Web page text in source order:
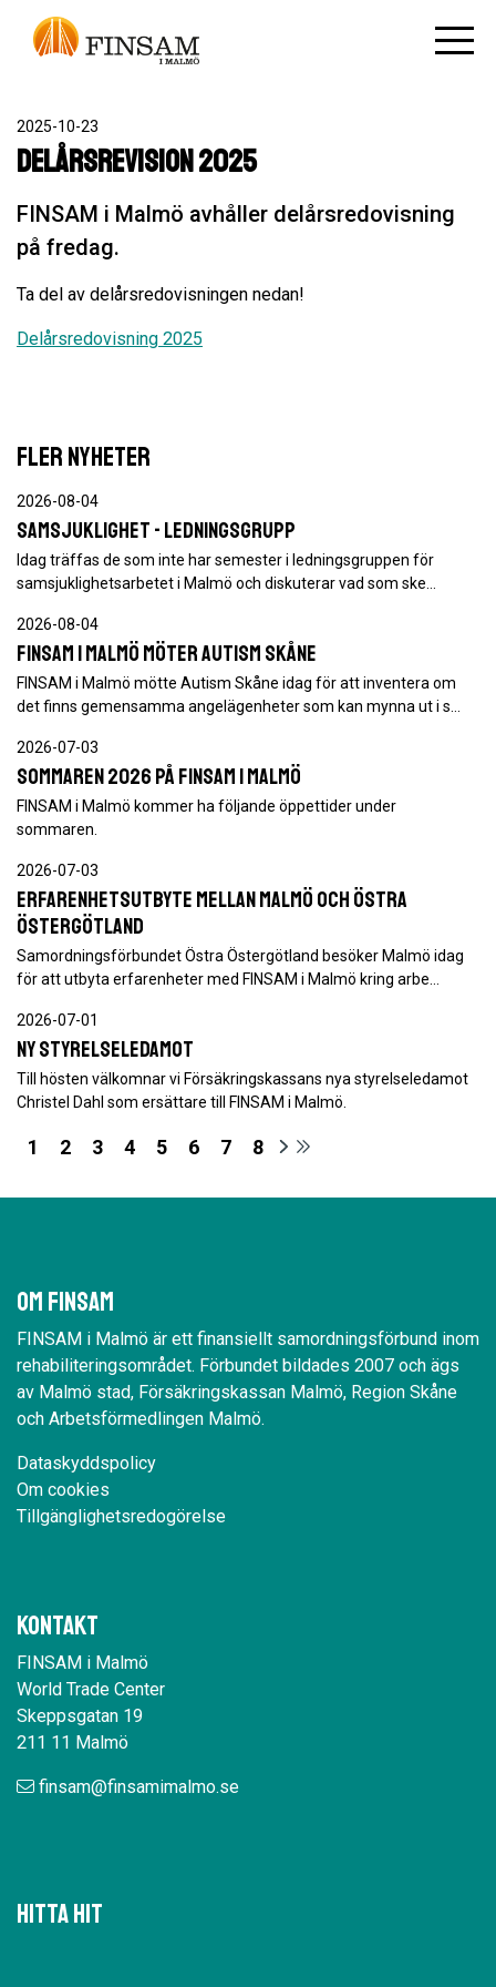
2025-10-23
Delårsrevision 2025
FINSAM i Malmö avhåller delårsredovisning
på fredag.
Ta del av delårsredovisningen nedan!
Delårsredovisning 2025
FLER NYHETER
2026-08-04
Samsjuklighet - ledningsgrupp
Idag träffas de som inte har semester i ledningsgruppen för
samsjuklighetsarbetet i Malmö och diskuterar vad som ske…
2026-08-04
FINSAM i Malmö möter Autism Skåne
FINSAM i Malmö mötte Autism Skåne idag för att inventera om
det finns gemensamma angelägenheter som kan mynna ut i s…
2026-07-03
Sommaren 2026 på FINSAM i Malmö
FINSAM i Malmö kommer ha följande öppettider under
sommaren.
2026-07-03
Erfarenhetsutbyte mellan Malmö och Östra
Östergötland
Samordningsförbundet Östra Östergötland besöker Malmö idag
för att utbyta erfarenheter med FINSAM i Malmö kring arbe…
2026-07-01
Ny styrelseledamot
Till hösten välkomnar vi Försäkringskassans nya styrelseledamot
Christel Dahl som ersättare till FINSAM i Malmö.
1 2 3 4 5 6 7 8
Om Finsam
FINSAM i Malmö är ett finansiellt samordningsförbund inom
rehabiliteringsområdet. Förbundet bildades 2007 och ägs
av Malmö stad, Försäkringskassan Malmö, Region Skåne
och Arbetsförmedlingen Malmö.
Dataskyddspolicy
Om cookies
Tillgänglighetsredogörelse
Kontakt
FINSAM i Malmö
World Trade Center
Skeppsgatan 19
211 11 Malmö
finsam@finsamimalmo.se
Hitta hit